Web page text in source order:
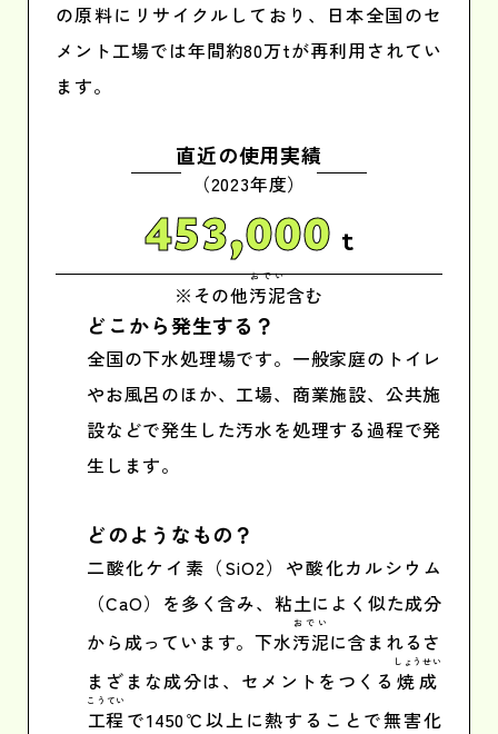
の原料にリサイクルしており、日本全国のセ
メント工場では年間約80万tが再利用されてい
ます。
直近の使用実績
（2023年度）
453,000 t
※その他汚泥
おでい
含む
どこから発生する？
全国の下水処理場です。一般家庭のトイレ
やお風呂のほか、工場、商業施設、公共施
設などで発生した汚水を処理する過程で発
生します。
どのようなもの？
二酸化ケイ素（SiO2）や酸化カルシウム
（CaO）を多く含み、粘土によく似た成分
から成っています。下水汚泥
おでい
に含まれるさ
まざまな成分は、セメントをつくる 焼成
しょうせい
工程
こうてい
で1450℃以上に熱することで無害化